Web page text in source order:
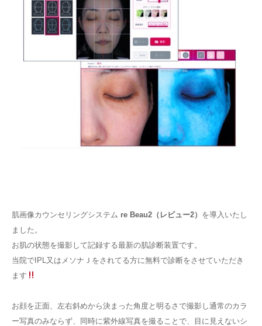
肌画像カウンセリングシステム re Beau2 （レビュー2） を導入いたし
ました。
お肌の状態を撮影して記録する最新の肌診断装置です。
当院で IPL又はメソナＪをされてる方に無料で診断をさせていただき
ます
お顔を正面、左右斜めから決まった角度と明るさで撮影し通常のカラ
ー写真のみならず、同時に紫外線写真を撮ることで、目に見えないシ